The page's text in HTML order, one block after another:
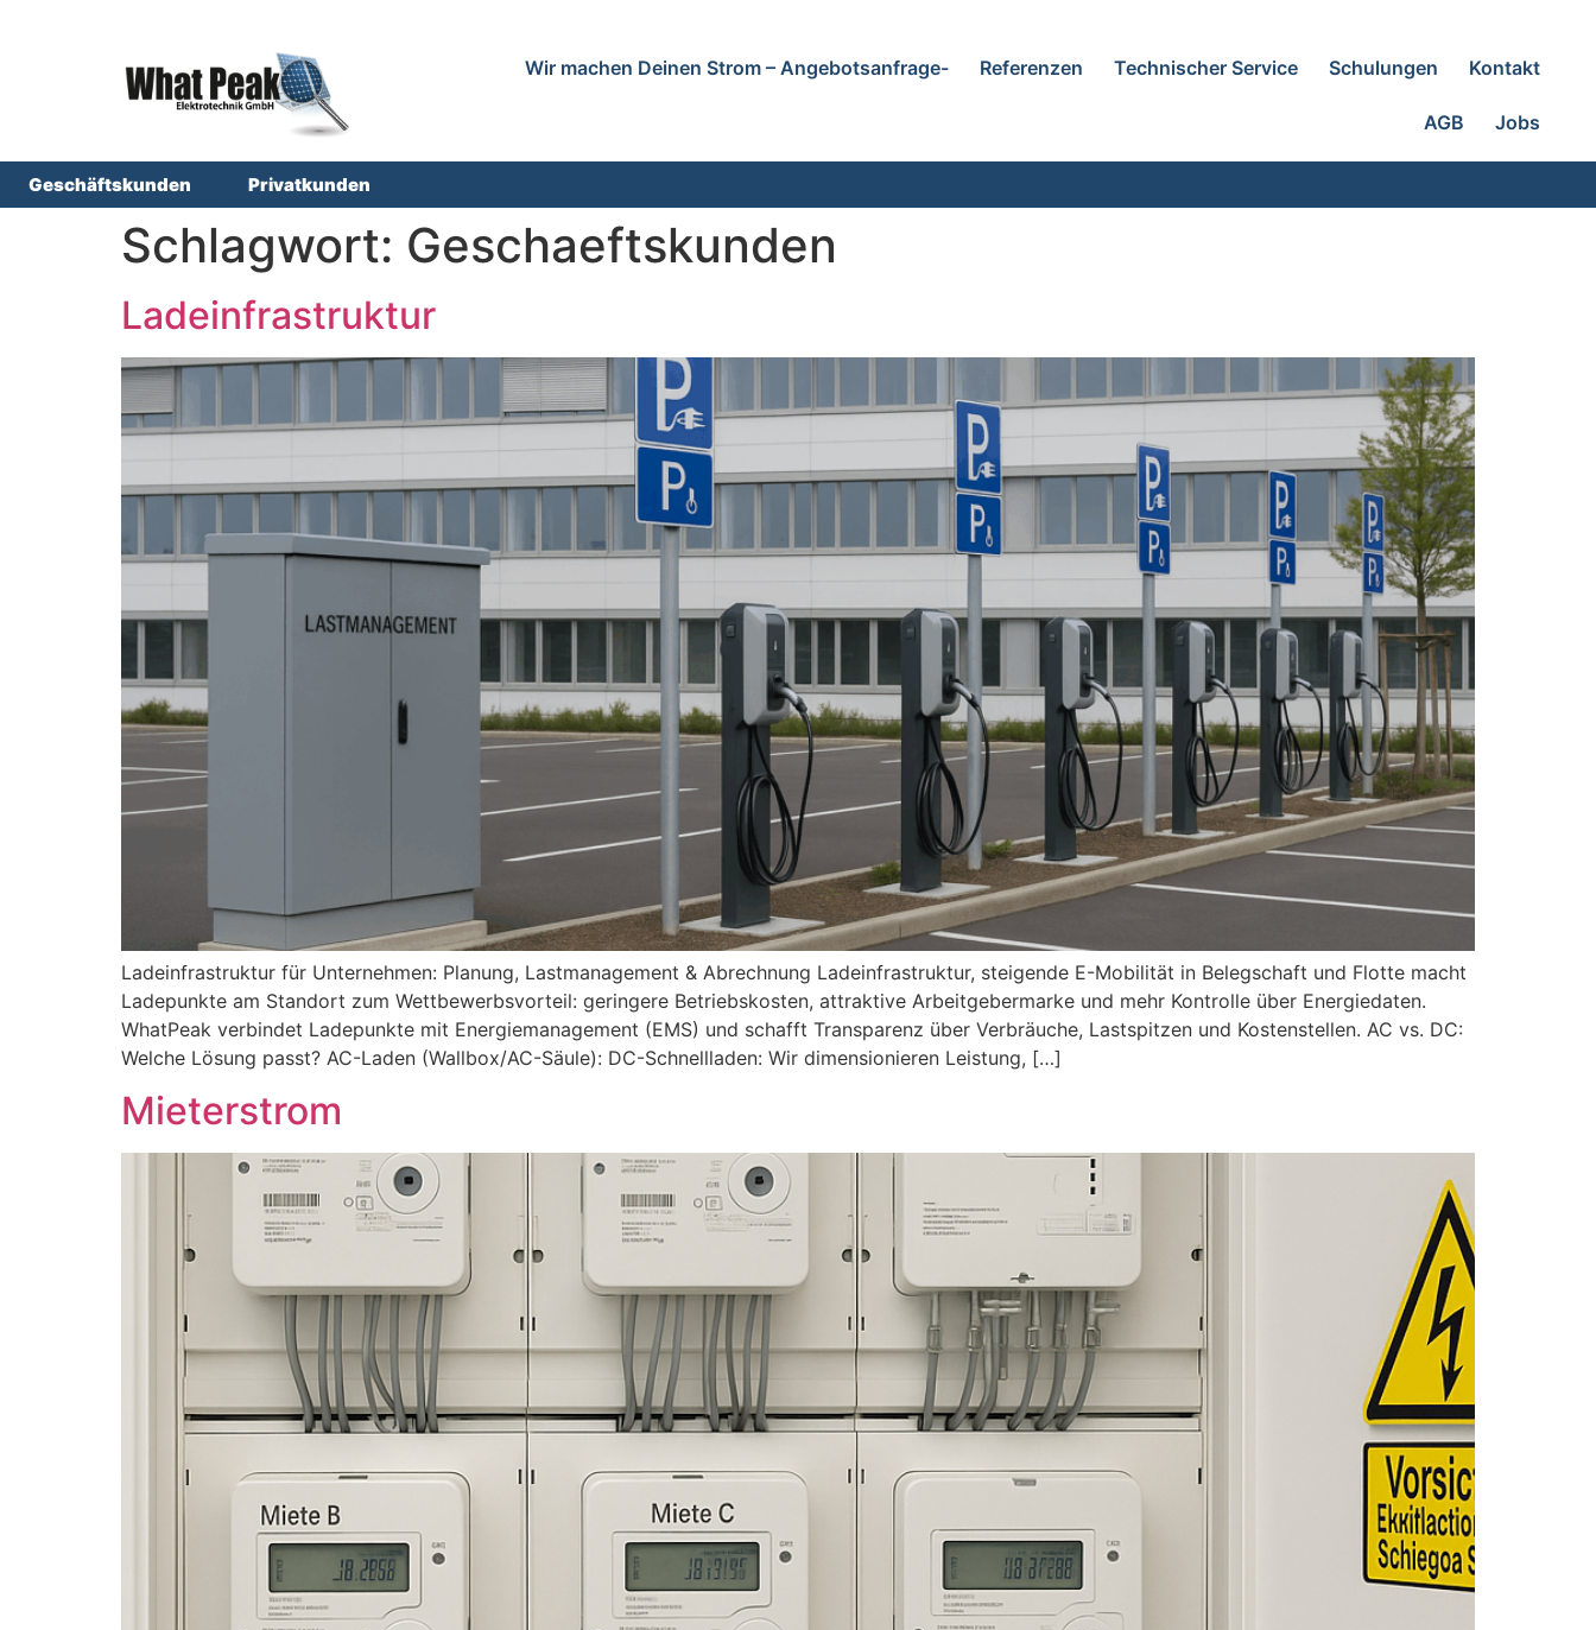
Wir machen Deinen Strom – Angebotsanfrage- Referenzen Technischer Service Schulungen Kontakt
AGB Jobs
Geschäftskunden Privatkunden
Schlagwort: Geschaeftskunden
Ladeinfrastruktur
Ladeinfrastruktur für Unternehmen: Planung, Lastmanagement & Abrechnung Ladeinfrastruktur, steigende E-Mobilität in Belegschaft und Flotte macht
Ladepunkte am Standort zum Wettbewerbsvorteil: geringere Betriebskosten, attraktive Arbeitgebermarke und mehr Kontrolle über Energiedaten.
WhatPeak verbindet Ladepunkte mit Energiemanagement (EMS) und schafft Transparenz über Verbräuche, Lastspitzen und Kostenstellen. AC vs. DC:
Welche Lösung passt? AC-Laden (Wallbox/AC-Säule): DC-Schnellladen: Wir dimensionieren Leistung, […]
Mieterstrom